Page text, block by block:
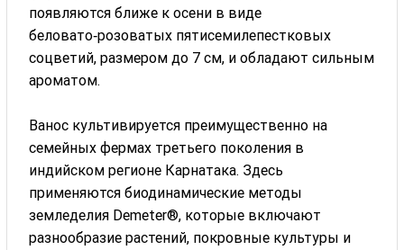
появляются ближе к осени в виде
беловато‑розоватых пятисемилепестковых
соцветий, размером до 7 см, и обладают сильным
ароматом.
Ванос культивируется преимущественно на
семейных фермах третьего поколения в
индийском регионе Карнатака. Здесь
применяются биодинамические методы
земледелия Demeter®, которые включают
разнообразие растений, покровные культуры и